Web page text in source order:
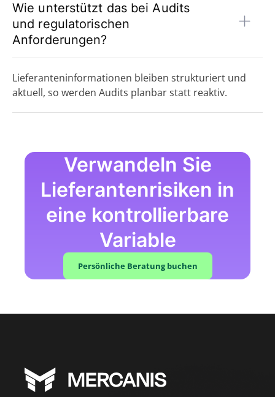
Wie unterstützt das bei Audits
und regulatorischen
Anforderungen?
Lieferanteninformationen bleiben strukturiert und
aktuell, so werden Audits planbar statt reaktiv.
Verwandeln Sie
Lieferantenrisiken in
eine kontrollierbare
Variable
Persönliche Beratung buchen